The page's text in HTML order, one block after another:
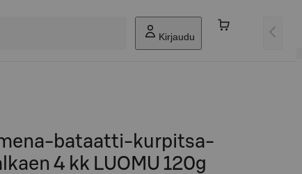
Kirjaudu
bataatti-kurpitsa-
4 kk LUOMU 120g